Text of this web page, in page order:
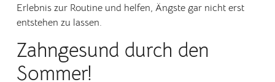
Erlebnis zur Routine und helfen, Ängste gar nicht erst
entstehen zu lassen.
Zahngesund durch den
Sommer!